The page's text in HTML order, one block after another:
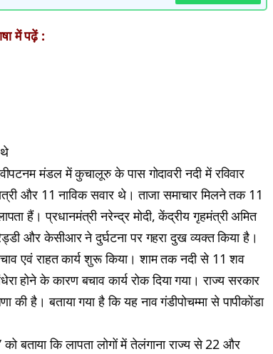
में पढ़ें :
मंडल में कुचालूरु के पास गोदावरी नदी में रविवार
और 11 नाविक सवार थे। ताजा समाचार मिलने तक 11
हैं। प्रधानमंत्री नरेन्द्र मोदी, केंद्रीय गृहमंत्री अमित
और केसीआर ने दुर्घटना पर गहरा दुख व्यक्त किया है।
एवं राहत कार्य शुरू किया। शाम तक नदी से 11 शव
होने के कारण बचाव कार्य रोक दिया गया। राज्य सरकार
है। बताया गया है कि यह नाव गंडीपोचम्मा से पापीकोंडा
को बताया कि लापता लोगों में तेलंगाना राज्य से 22 और